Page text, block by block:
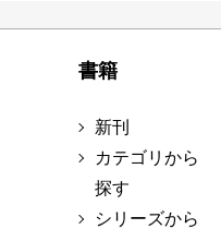
書籍
新刊
カテゴリから
探す
シリーズから